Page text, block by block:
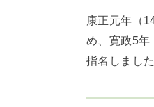
康正元年（
め、寛政5年
指名しました